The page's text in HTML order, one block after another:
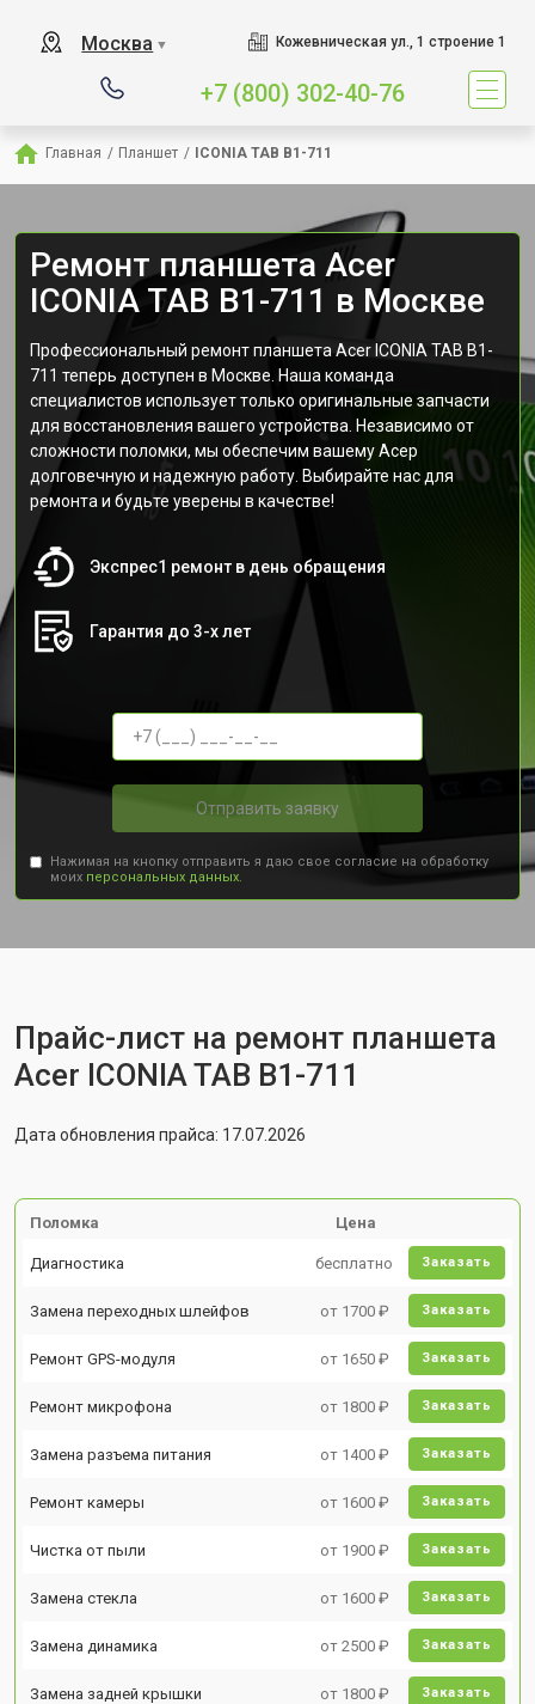
Москва ▼ Кожевническая ул., 1 строение 1
+7 (800) 302-40-76
Главная / Планшет / ICONIA TAB B1-711
Ремонт планшета Acer
ICONIA TAB B1-711 в Москве
Профессиональный ремонт планшета Acer ICONIA TAB B1-
711 теперь доступен в Москве. Наша команда
специалистов использует только оригинальные запчасти
для восстановления вашего устройства. Независимо от
сложности поломки, мы обеспечим вашему Асер
долговечную и надежную работу. Выбирайте нас для
ремонта и будьте уверены в качестве!
Экспрес1 ремонт в день обращения
Гарантия до 3-х лет
Отправить заявку
Нажимая на кнопку отправить я даю свое согласие на обработку
моих персональных данных.
Прайс-лист на ремонт планшета
Acer ICONIA TAB B1-711
Дата обновления прайса: 17.07.2026
Поломка Цена
Диагностика бесплатно Заказать
Замена переходных шлейфов от 1700 ₽ Заказать
Ремонт GPS-модуля от 1650 ₽ Заказать
Ремонт микрофона от 1800 ₽ Заказать
Замена разъема питания от 1400 ₽ Заказать
Ремонт камеры от 1600 ₽ Заказать
Чистка от пыли от 1900 ₽ Заказать
Замена стекла от 1600 ₽ Заказать
Замена динамика от 2500 ₽ Заказать
Замена задней крышки от 1800 ₽ Заказать